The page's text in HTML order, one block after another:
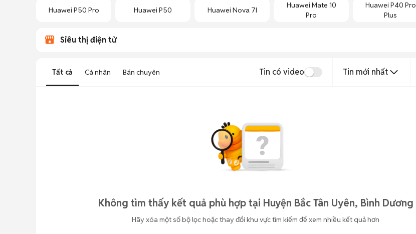
Huawei P50 Pro Huawei P50 Huawei Nova 7I
Huawei Mate 10
Pro
Huawei P40 Pro
Plus
Siêu thị điện tử
Tất cả Cá nhân Bán chuyên Tin có video Tin mới nhất
Không tìm thấy kết quả phù hợp tại Huyện Bắc Tân Uyên, Bình Dương
Hãy xóa một số bộ lọc hoặc thay đổi khu vực tìm kiếm để xem nhiều kết quả hơn